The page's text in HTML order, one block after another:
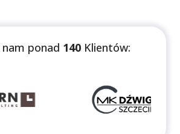
nam ponad 140Klientów: